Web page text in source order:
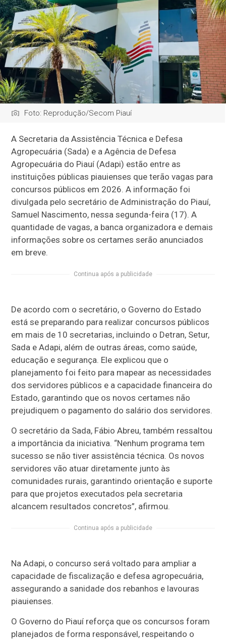
Foto: Reprodução/Secom Piauí
A Secretaria da Assistência Técnica e Defesa
Agropecuária (Sada) e a Agência de Defesa
Agropecuária do Piauí (Adapi) estão entre as
instituições públicas piauienses que terão vagas para
concursos públicos em 2026. A informação foi
divulgada pelo secretário de Administração do Piauí,
Samuel Nascimento, nessa segunda-feira (17). A
quantidade de vagas, a banca organizadora e demais
informações sobre os certames serão anunciados
em breve.
Continua após a publicidade
De acordo com o secretário, o Governo do Estado
está se preparando para realizar concursos públicos
em mais de 10 secretarias, incluindo o Detran, Setur,
Sada e Adapi, além de outras áreas, como saúde,
educação e segurança. Ele explicou que o
planejamento foi feito para mapear as necessidades
dos servidores públicos e a capacidade financeira do
Estado, garantindo que os novos certames não
prejudiquem o pagamento do salário dos servidores.
O secretário da Sada, Fábio Abreu, também ressaltou
a importância da iniciativa. “Nenhum programa tem
sucesso se não tiver assistência técnica. Os novos
servidores vão atuar diretamente junto às
comunidades rurais, garantindo orientação e suporte
para que projetos executados pela secretaria
alcancem resultados concretos”, afirmou.
Continua após a publicidade
Na Adapi, o concurso será voltado para ampliar a
capacidade de fiscalização e defesa agropecuária,
assegurando a sanidade dos rebanhos e lavouras
piauienses.
O Governo do Piauí reforça que os concursos foram
planejados de forma responsável, respeitando o